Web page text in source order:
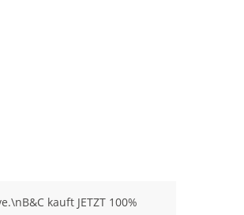
kauft JETZT 100%